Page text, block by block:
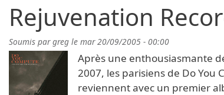
Rejuvenation
Soumis pargreg le mar 20/09/2005 - 00:00
Après une enthousiasmante
2007, les parisiens de Do You
reviennent avec un premier